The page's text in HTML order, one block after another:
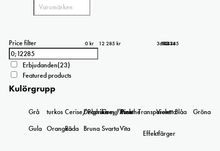
Price filter 0 kr 12 285 kr 0
3 071
6 143
9 214
12 285
Erbjudanden(23)
Featured products
Kulörgrupp
Grå turkos Cerise/Paprika
Delphinium/Menthe
Grey/Pink
Rosa Transparent
ViolettaBlåa
Gröna
Gula OrangeaRöda Bruna SvartaVita
Effektfärger